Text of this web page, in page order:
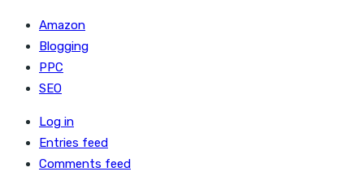
Amazon
Blogging
PPC
SEO
Log in
Entries feed
Comments feed